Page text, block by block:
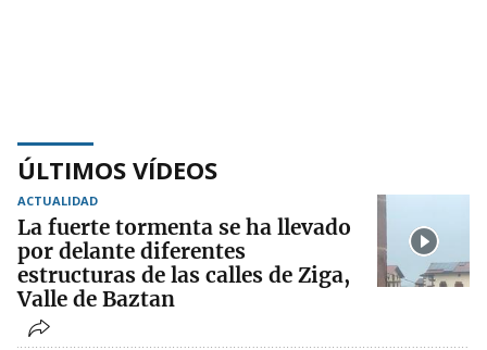
ÚLTIMOS VÍDEOS
ACTUALIDAD
La fuerte tormenta se ha llevado
por delante diferentes
estructuras de las calles de Ziga,
Valle de Baztan